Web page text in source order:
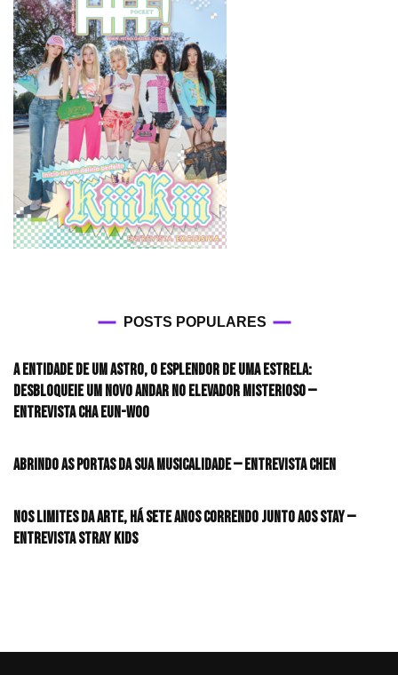
POSTS POPULARES
A entidade de um astro, o esplendor de uma estrela:
desbloqueie um novo andar no elevador misterioso —
Entrevista CHA EUN-WOO
Abrindo as portas da sua musicalidade — Entrevista CHEN
Nos limites da arte, há sete anos correndo junto aos STAY —
Entrevista Stray Kids